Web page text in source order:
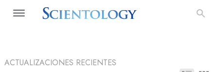
ACTUALIZACIONES RECIENTES